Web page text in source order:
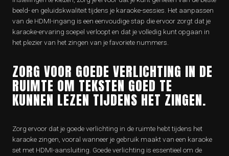
beeld- en geluidskwaliteit tijdens je karaoke-sessies. Het aanpassen
van de HDMI-ingang is een eenvoudige stap die ervoor zorgt dat je
karaoke-ervaring soepel verloopt en dat je volledig kunt opgaan in
het plezier van het zingen van je favoriete nummers.
ZORG VOOR GOEDE VERLICHTING IN DE
RUIMTE OM TEKSTEN GOED TE
KUNNEN LEZEN TIJDENS HET ZINGEN.
Zorg ervoor dat je goede verlichting in de ruimte hebt tijdens het
karaoke zingen, vooral wanneer je gebruik maakt van een karaoke
set met HDMI-aansluiting. Goede verlichting is essentieel om de